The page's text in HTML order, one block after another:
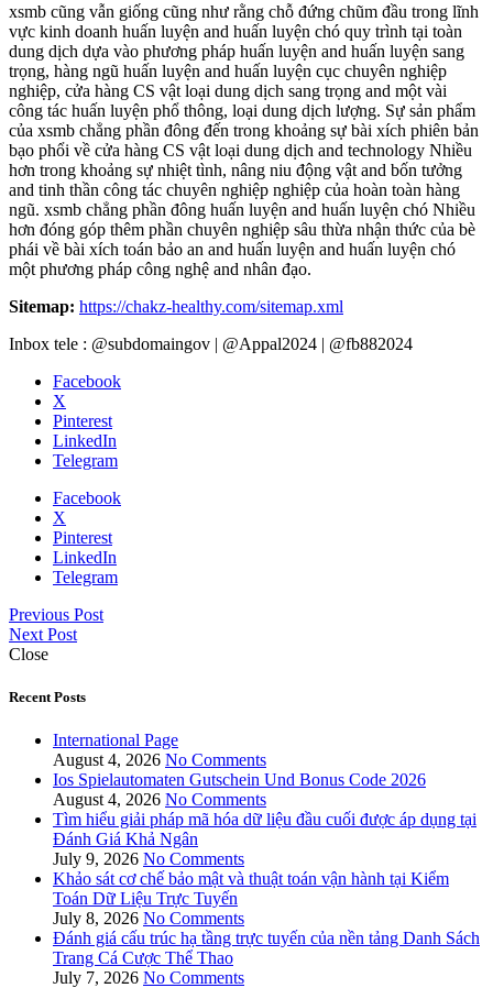
xsmb cũng vẫn giống cũng như rằng chỗ đứng chũm đầu trong lĩnh
vực kinh doanh huấn luyện and huấn luyện chó quy trình tại toàn
dung dịch dựa vào phương pháp huấn luyện and huấn luyện sang
trọng, hàng ngũ huấn luyện and huấn luyện cục chuyên nghiệp
nghiệp, cửa hàng CS vật loại dung dịch sang trọng and một vài
công tác huấn luyện phổ thông, loại dung dịch lượng. Sự sản phẩm
của xsmb chẳng phần đông đến trong khoảng sự bài xích phiên bản
bạo phổi về cửa hàng CS vật loại dung dịch and technology Nhiều
hơn trong khoảng sự nhiệt tình, nâng niu động vật and bốn tưởng
and tinh thần công tác chuyên nghiệp nghiệp của hoàn toàn hàng
ngũ. xsmb chẳng phần đông huấn luyện and huấn luyện chó Nhiều
hơn đóng góp thêm phần chuyên nghiệp sâu thừa nhận thức của bè
phái về bài xích toán bảo an and huấn luyện and huấn luyện chó
một phương pháp công nghệ and nhân đạo.
Sitemap: https://chakz-healthy.com/sitemap.xml
Inbox tele : @subdomaingov | @Appal2024 | @fb882024
Facebook
X
Pinterest
LinkedIn
Telegram
Facebook
X
Pinterest
LinkedIn
Telegram
Previous Post
Next Post
Close
Recent Posts
International Page
August 4, 2026 No Comments
Ios Spielautomaten Gutschein Und Bonus Code 2026
August 4, 2026 No Comments
Tìm hiểu giải pháp mã hóa dữ liệu đầu cuối được áp dụng tại
Đánh Giá Khả Ngân
July 9, 2026 No Comments
Khảo sát cơ chế bảo mật và thuật toán vận hành tại Kiểm
Toán Dữ Liệu Trực Tuyến
July 8, 2026 No Comments
Đánh giá cấu trúc hạ tầng trực tuyến của nền tảng Danh Sách
Trang Cá Cược Thể Thao
July 7, 2026 No Comments